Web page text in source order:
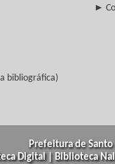
►
bibliográfica)
Prefeitura de
Digital | Biblioteca